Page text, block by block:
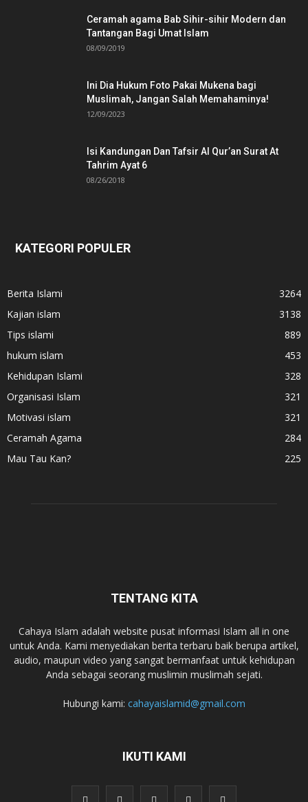
Ceramah agama Bab Sihir-sihir Modern dan
Tantangan Bagi Umat Islam
08/09/2019
Ini Dia Hukum Foto Pakai Mukena bagi
Muslimah, Jangan Salah Memahaminya!
12/09/2023
Isi Kandungan Dan Tafsir Al Qur’an Surat At
Tahrim Ayat 6
08/26/2018
KATEGORI POPULER
Berita Islami
3264
Kajian islam
3138
Tips islami
889
hukum islam
453
Kehidupan Islami
328
Organisasi Islam
321
Motivasi islam
321
Ceramah Agama
284
Mau Tau Kan?
225
TENTANG KITA
Cahaya Islam adalah website pusat informasi Islam all in one
untuk Anda. Kami menyediakan berita terbaru baik berupa artikel,
audio, maupun video yang sangat bermanfaat untuk kehidupan
Anda sebagai seorang muslimin muslimah sejati.
Hubungi kami: cahayaislamid@gmail.com
IKUTI KAMI